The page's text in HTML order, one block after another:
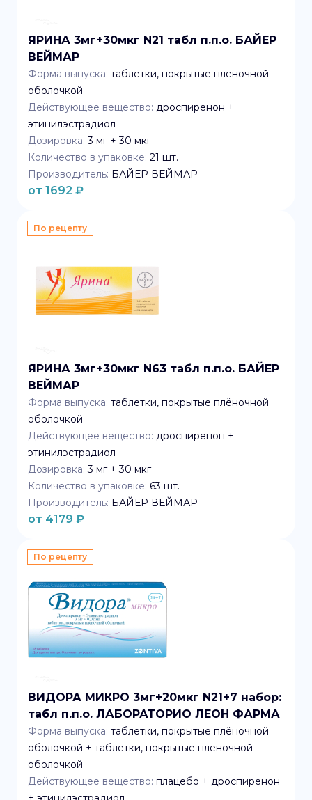
ЯРИНА 3мг+30мкг N21 табл п.п.о. БАЙЕР
ВЕЙМАР
Форма выпуска: таблетки, покрытые плёночной
оболочкой
Действующее вещество: дроспиренон +
этинилэстрадиол
Дозировка: 3 мг + 30 мкг
Количество в упаковке: 21 шт.
Производитель: БАЙЕР ВЕЙМАР
от 1692 ₽
По рецепту
ЯРИНА 3мг+30мкг N63 табл п.п.о. БАЙЕР
ВЕЙМАР
Форма выпуска: таблетки, покрытые плёночной
оболочкой
Действующее вещество: дроспиренон +
этинилэстрадиол
Дозировка: 3 мг + 30 мкг
Количество в упаковке: 63 шт.
Производитель: БАЙЕР ВЕЙМАР
от 4179 ₽
По рецепту
ВИДОРА МИКРО 3мг+20мкг N21+7 набор:
табл п.п.о. ЛАБОРАТОРИО ЛЕОН ФАРМА
Форма выпуска: таблетки, покрытые плёночной
оболочкой + таблетки, покрытые плёночной
оболочкой
Действующее вещество: плацебо + дроспиренон